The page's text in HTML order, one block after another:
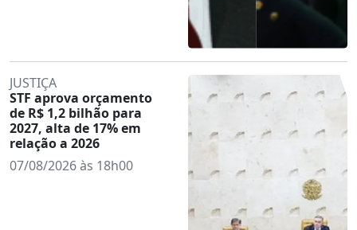
JUSTIÇA
STF aprova orçamento
de R$ 1,2 bilhão para
2027, alta de 17% em
relação a 2026
07/08/2026 às 18h00